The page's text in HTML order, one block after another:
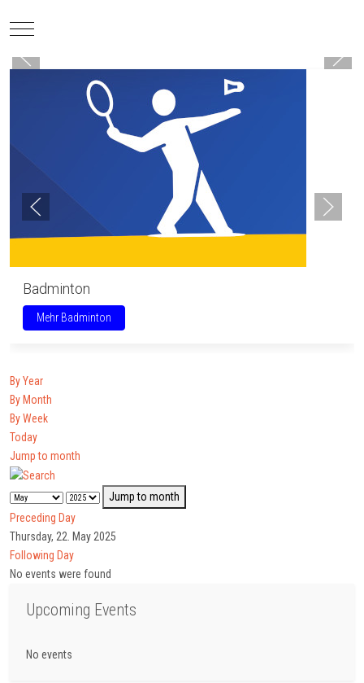
Mobile Menu Toggle
Badminton
Mehr Badminton
By Year
By Month
By Week
Today
Jump to month
Jump to month
Preceding Day
Thursday, 22. May 2025
Following Day
No events were found
Upcoming Events
No events